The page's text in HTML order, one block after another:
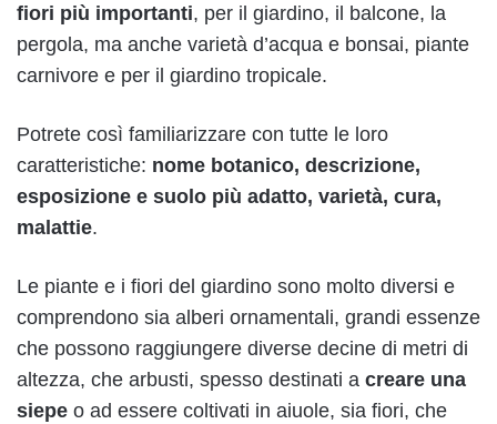
fiori più importanti, per il giardino, il balcone, la
pergola, ma anche varietà d’acqua e bonsai, piante
carnivore e per il giardino tropicale.
Potrete così familiarizzare con tutte le loro
caratteristiche: nome botanico, descrizione,
esposizione e suolo più adatto, varietà, cura,
malattie.
Le piante e i fiori del giardino sono molto diversi e
comprendono sia alberi ornamentali, grandi essenze
che possono raggiungere diverse decine di metri di
altezza, che arbusti, spesso destinati a creare una
siepe o ad essere coltivati in aiuole, sia fiori, che